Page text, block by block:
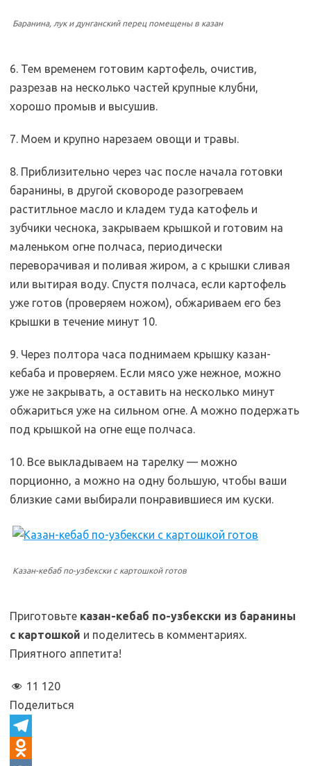
Баранина, лук и дунганский перец помещены в казан
6. Тем временем готовим картофель, очистив,
разрезав на несколько частей крупные клубни,
хорошо промыв и высушив.
7. Моем и крупно нарезаем овощи и травы.
8. Приблизительно через час после начала готовки
баранины, в другой сковороде разогреваем
раститльное масло и кладем туда катофель и
зубчики чеснока, закрываем крышкой и готовим на
маленьком огне полчаса, периодически
переворачивая и поливая жиром, а с крышки сливая
или вытирая воду. Спустя полчаса, если картофель
уже готов (проверяем ножом), обжариваем его без
крышки в течение минут 10.
9. Через полтора часа поднимаем крышку казан-
кебаба и проверяем. Если мясо уже нежное, можно
уже не закрывать, а оставить на несколько минут
обжариться уже на сильном огне. А можно подержать
под крышкой на огне еще полчаса.
10. Все выкладываем на тарелку — можно
порционно, а можно на одну большую, чтобы ваши
близкие сами выбирали понравившиеся им куски.
Казан-кебаб по-узбекски с картошкой готов
Приготовьте казан-кебаб по-узбекски из баранины
с картошкой и поделитесь в комментариях.
Приятного аппетита!
11 120
Поделиться
T